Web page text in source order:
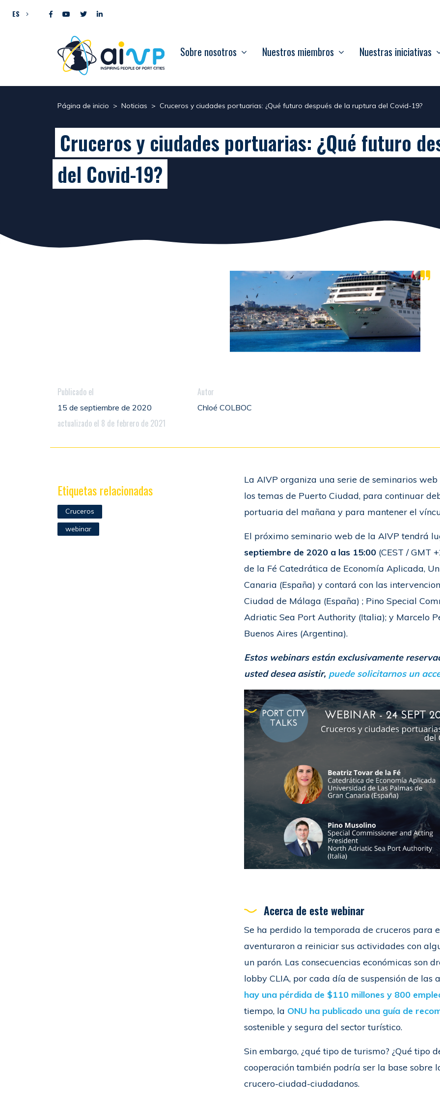
ES
Sobre nosotros Nuestros miembros Nuestras iniciativas
Página de inicio > Noticias > Cruceros y ciudades portuarias: ¿Qué futuro después de la ruptura del Covid-19?
Cruceros y ciudades portuarias: ¿Qué futuro
del Covid-19?
Publicado el
15 de septiembre de 2020
actualizado el 8 de febrero de 2021
Autor
Chloé COLBOC
La AIVP organiza una serie de seminarios
los temas de Puerto Ciudad, para continuar
portuaria del mañana y para mantener el
El próximo seminario web de la AIVP tendrá
septiembre de 2020 a las 15:00(CEST / GMT
de la Fé Catedrática de Economía Aplicada,
Canaria (España) y contará con las
Ciudad de Málaga (España) ; Pino Special
Adriatic Sea Port Authority (Italia); y Marcelo
Buenos Aires (Argentina).
Estos webinars están exclusivamente
usted desea asistir, puede solicitarnos un
Acerca de este webinar
Se ha perdido la temporada de cruceros para
aventuraron a reiniciar sus actividades con
un parón. Las consecuencias económicas son
lobby CLIA, por cada día de suspensión de las
hay una pérdida de $110 millones y 800
tiempo, la ONU ha publicado una guía de
sostenible y segura del sector turístico.
Sin embargo, ¿qué tipo de turismo? ¿Qué tipo
cooperación también podría ser la base sobre
crucero-ciudad-ciudadanos.
Etiquetas relacionadas
Cruceros
webinar